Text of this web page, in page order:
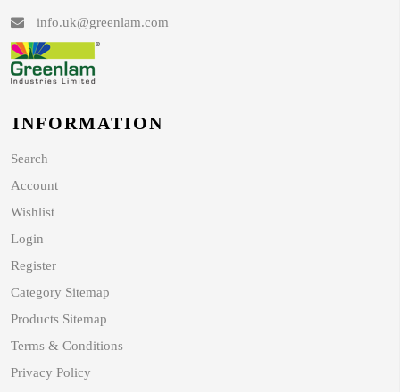
info.uk@greenlam.com
INFORMATION
Search
Account
Wishlist
Login
Register
Category Sitemap
Products Sitemap
Terms & Conditions
Privacy Policy